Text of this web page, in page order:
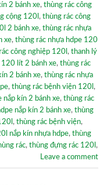
2 bánh xe, thùng rác công
cộng 120l , thùng rác công
2 bánh xe, thùng rác nhựa
xe, thùng rác nhựa hdpe 120
công nghiệp 120l , thanh lý
120 lít 2 bánh xe, thùng rác
2 bánh xe, thùng rác nhựa
, thùng rác bệnh viện 120l ,
nắp kín 2 bánh xe, thùng rác
nắp kín 2 bánh xe, thùng
, thùng rác bệnh viện,
nắp kín nhựa hdpe, thùng
rác, thùng đựng rác 120l ,
Leave a comment